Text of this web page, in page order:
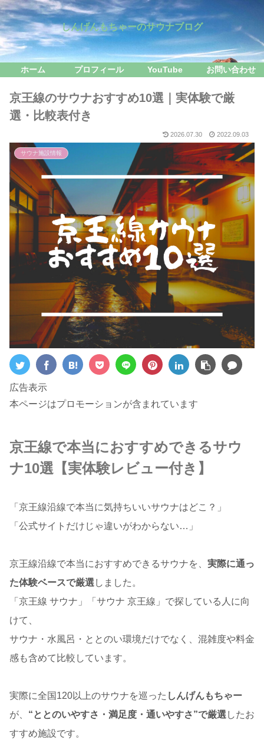
しんげんもちゃーのサウナブログ
ホーム プロフィール YouTube お問い合わせ
京王線のサウナおすすめ10選｜実体験で厳
選・比較表付き
2026.07.30 2022.09.03
サウナ施設情報
広告表示
本ページはプロモーションが含まれています
京王線で本当におすすめできるサウ
ナ10選【実体験レビュー付き】
「京王線沿線で本当に気持ちいいサウナはどこ？」
「公式サイトだけじゃ違いがわからない…」
京王線沿線で本当におすすめできるサウナを、 実際に通っ
た体験ベースで厳選 しました。
「京王線 サウナ」「サウナ 京王線」で探している人に向
けて、
サウナ・水風呂・ととのい環境だけでなく、混雑度や料金
感も含めて比較しています。
実際に全国120以上のサウナを巡った しんげんもちゃー
が、 “ととのいやすさ・満足度・通いやすさ”で厳選 したお
すすめ施設です。